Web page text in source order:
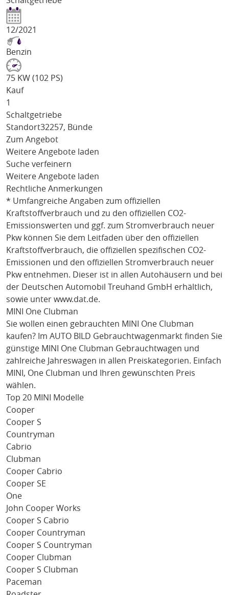
12/2021
Benzin
75 KW (102 PS)
Kauf
1
Schaltgetriebe
Standort32257, Bünde
Zum Angebot
Weitere Angebote laden
Suche verfeinern
Weitere Angebote laden
Rechtliche Anmerkungen
* Umfangreiche Angaben zum offiziellen
Kraftstoffverbrauch und zu den offiziellen CO2-
Emissionswerten und ggf. zum Stromverbrauch neuer
Pkw können Sie dem Leitfaden über den offiziellen
Kraftstoffverbrauch, die offiziellen spezifischen CO2-
Emissionen und den offiziellen Stromverbrauch neuer
Pkw entnehmen. Dieser ist in allen Autohäusern und bei
der Deutschen Automobil Treuhand GmbH erhältlich,
sowie unter www.dat.de.
MINI One Clubman
Sie wollen einen gebrauchten MINI One Clubman
kaufen? Im AUTO BILD Gebrauchtwagenmarkt finden Sie
günstige MINI One Clubman Gebrauchtwagen und
zahlreiche Jahreswagen in allen Preiskategorien. Einfach
MINI, One Clubman und Ihren gewünschten Preis
wählen.
Top 20 MINI Modelle
Cooper
Cooper S
Countryman
Cabrio
Clubman
Cooper Cabrio
Cooper SE
One
John Cooper Works
Cooper S Cabrio
Cooper Countryman
Cooper S Countryman
Cooper Clubman
Cooper S Clubman
Paceman